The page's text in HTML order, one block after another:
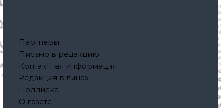
Партнеры
Письмо в редакцию
Контактная информация
Редакция в лицах
Подписка
О газете